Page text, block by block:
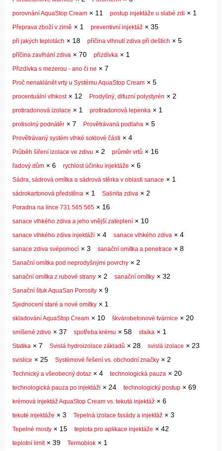
porovnání AquaStop Cream × 11 postup injektáže u slabé zdi × 1
Přeprava zboží v zimě × 1 preventivní injektáž × 35
při jakých teplotách × 18 příčina vlhnutí zdiva při deštích × 5
příčina zavlhání zdiva × 70 přizdívka × 1
Přizdívka s mezerou - ano či ne × 7
Proč nenaklánět vrty u Systému AquaStop Cream × 5
procentuální vlhkost× 12 Prodyšný, difuzní polystyrén × 2
protiradonová izolace × 1 protiradonová lepenka × 1
protisolný podnátěr × 7 Provětrávaná podlaha × 5
Provětrávaný systém vlhké soklové části × 4
Průběh šíření izolace ve zdivu × 2 průměr vrtů × 16
řadový dům × 6 rychlost účinku injektáže × 6
Sádra, sádrová omítka a sádrová stěrka v oblasti sanace × 1
sádrokartonová předstěna × 1 Salinita zdiva × 2
Poradna na lince 731 565 565 × 16
sanace vlhkého zdiva a jeho vnější zateplení × 10
sanace vlhkého zdiva injektáží × 4 sanace vlhkého zdiva × 4
sanace zdiva svépomocí × 3 sanační omítka a penetrace × 8
Sanační omítka pod neprodyšnými povrchy × 2
sanační omítka z rubové strany × 2 sanační omítky × 32
Sanační štuk AquaSan Porosity × 9
Sjednocení staré a nové omítky × 1
skladování AquaStop Cream × 10 škvárobetonové tvárnice × 20
smíšené zdivo × 37 spotřeba krému × 58 staika × 1
Statika × 7 Svislá hydroizolace základů × 28 svislá izolace × 23
svislice × 25 Systémové řešení vs. obchodní značky × 2
Technický a všeobecný dotaz × 4 technologická pauza × 20
technologická pauza po injektáži × 24 technologický postup × 69
krémová injektáž AquaStop Cream vs. tekutá injektáž × 6
tekuté injektáže × 3 Tepelná izolace fasády a injektáž × 3
Tepelné mosty × 15 teplota pro aplikace injektáže × 42
teplotní limit× 39 Termoblok × 1